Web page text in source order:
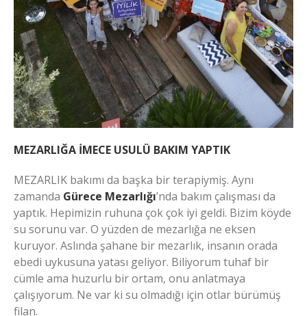
MEZARLIĞA İMECE USULÜ BAKIM YAPTIK
MEZARLIK bakımı da başka bir terapiymiş. Aynı
zamanda Gürece Mezarlığı’nda bakım çalışması da
yaptık. Hepimizin ruhuna çok çok iyi geldi. Bizim köyde
su sorunu var. O yüzden de mezarlığa ne eksen
kuruyor. Aslında şahane bir mezarlık, insanın orada
ebedi uykusuna yatası geliyor. Biliyorum tuhaf bir
cümle ama huzurlu bir ortam, onu anlatmaya
çalışıyorum. Ne var ki su olmadığı için otlar bürümüş
filan.